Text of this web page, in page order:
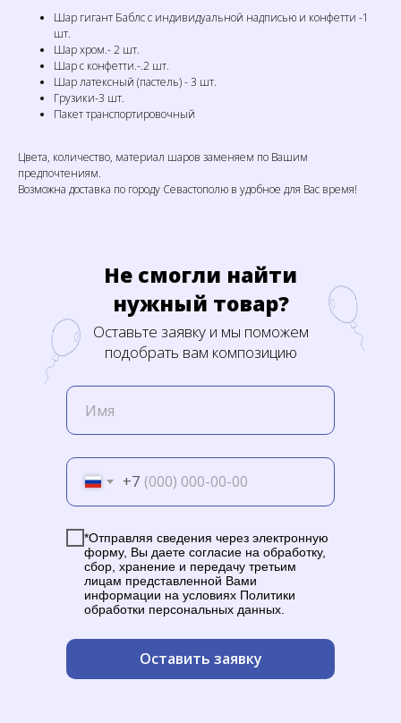
Шар гигант Баблс с индивидуальной надписью и конфетти -1
шт.
Шар хром.- 2 шт.
Шар с конфетти.-.2 шт.
Шар латексный (пастель) - 3 шт.
Грузики-3 шт.
Пакет транспортировочный
Цвета, количество, материал шаров заменяем по Вашим
предпочтениям.
Возможна доставка по городу Севастополю в удобное для Вас время!
+7
*Отправляя сведения через электронную
форму, Вы даете согласие на обработку,
сбор, хранение и передачу третьим
лицам представленной Вами
информации на условиях Политики
обработки персональных данных.
Оставить заявку
Не смогли найти
нужный товар?
Оставьте заявку и мы поможем
подобрать вам композицию